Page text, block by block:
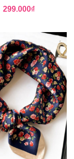
299.000₫